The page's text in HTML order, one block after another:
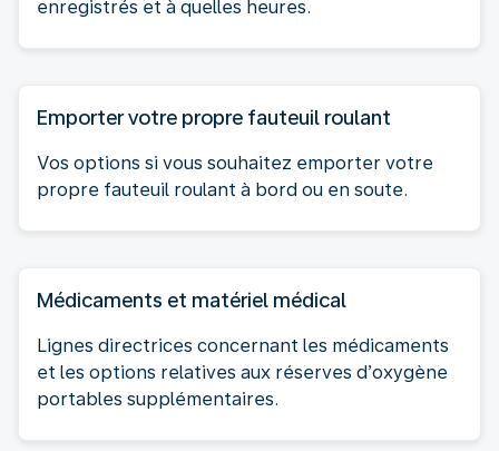
enregistrés et à quelles heures.
Emporter votre propre fauteuil roulant
Vos options si vous souhaitez emporter votre
propre fauteuil roulant à bord ou en soute.
Médicaments et matériel médical
Lignes directrices concernant les médicaments
et les options relatives aux réserves d’oxygène
portables supplémentaires.